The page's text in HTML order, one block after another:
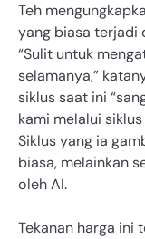
Teh
yang biasa terjadi
“Sulit untuk
selamanya,”
siklus saat ini
kami melalui
Siklus yang ia
biasa, melainkan
oleh AI.
Tekanan harga ini